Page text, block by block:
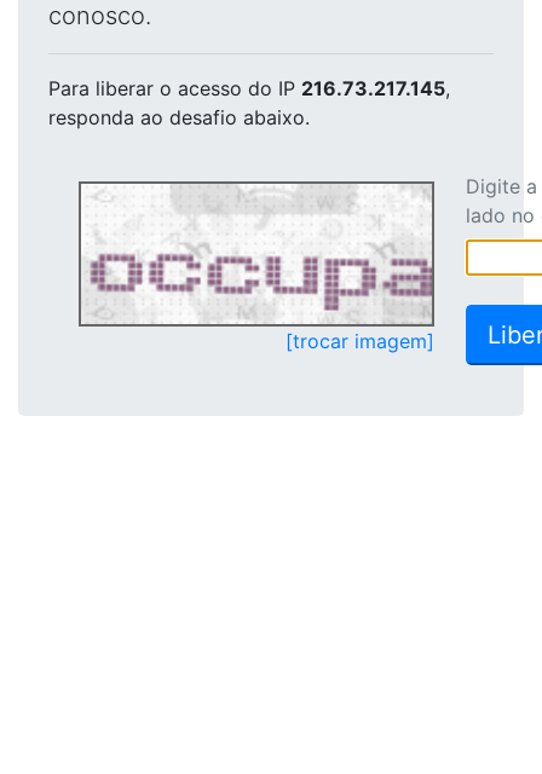
conosco.
Para liberar o acesso do IP 216.73.217.145,
responda ao desafio abaixo.
[trocar imagem]
Digite
lado no